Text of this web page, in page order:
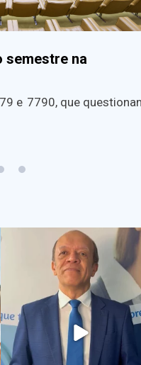
semestre na
e 7790, que